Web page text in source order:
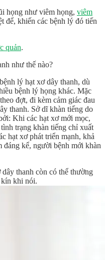
họng như viêm họng, viêm
khiến các bệnh lý đó tiến
quản.
như thế nào?
lý hạt xơ dây thanh, dù
bệnh lý họng khác. Mặc
đợt, đi kèm cảm giác đau
thanh. Sở dĩ khàn tiếng do
Khi các hạt xơ mới mọc,
trạng khàn tiếng chỉ xuất
hạt xơ phát triển mạnh, khả
đáng kể, người bệnh mới khàn
thanh còn có thể thường
khi nói.